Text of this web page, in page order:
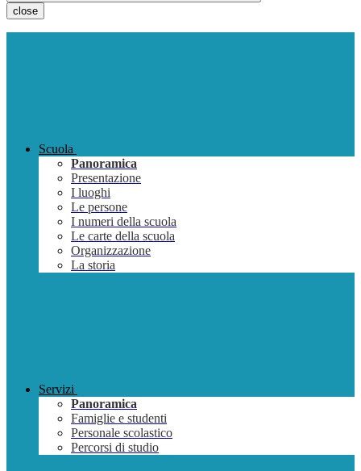
close
Scuola
Panoramica
Presentazione
I luoghi
Le persone
I numeri della scuola
Le carte della scuola
Organizzazione
La storia
Servizi
Panoramica
Famiglie e studenti
Personale scolastico
Percorsi di studio